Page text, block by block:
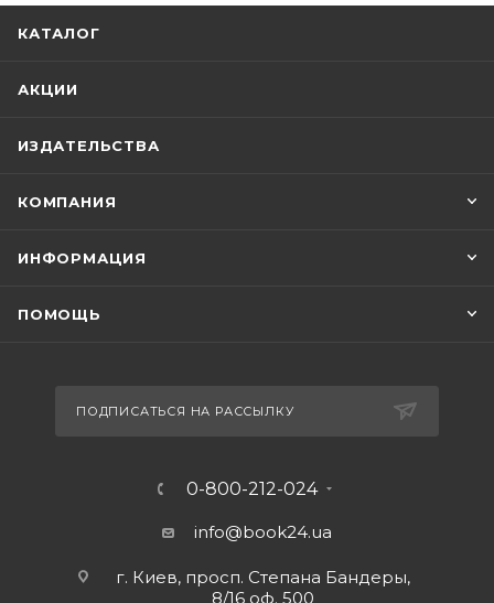
КАТАЛОГ
АКЦИИ
ИЗДАТЕЛЬСТВА
КОМПАНИЯ
ИНФОРМАЦИЯ
ПОМОЩЬ
ПОДПИСАТЬСЯ НА РАССЫЛКУ
0-800-212-024
info@book24.ua
г. Киев, просп. Степана Бандеры,
8/16 оф. 500